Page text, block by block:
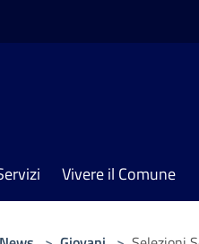
Vivere il Comune